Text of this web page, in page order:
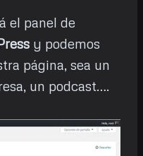
el panel de
y podemos
página, sea un
un podcast….